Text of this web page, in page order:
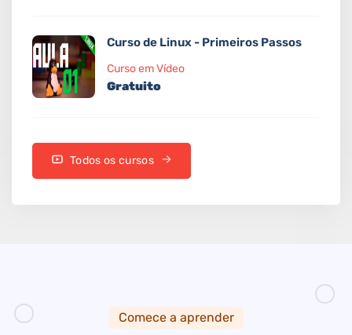
Curso de Linux - Primeiros Passos
Curso em Vídeo
Gratuito
Todos os cursos
Comece a aprender